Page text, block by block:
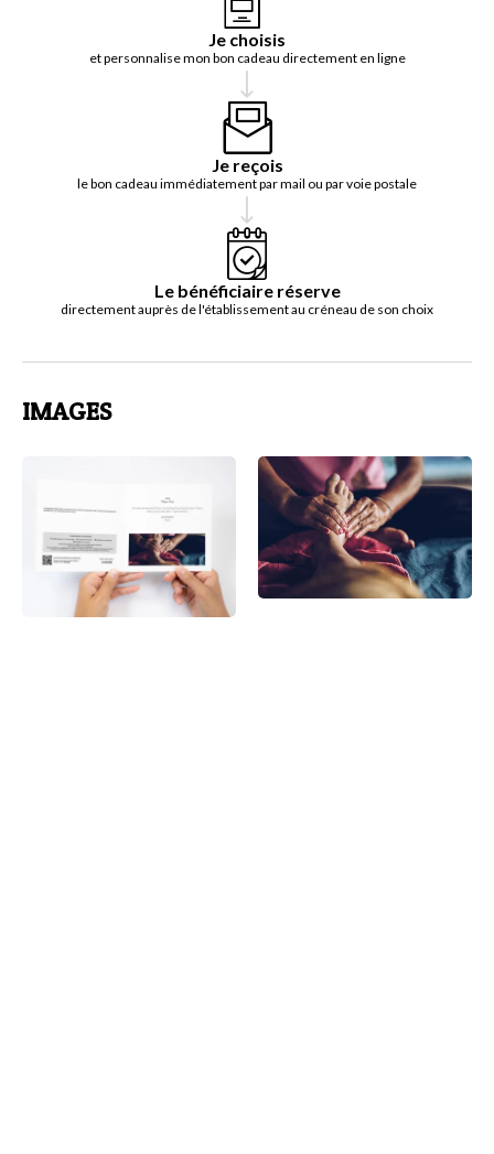
Je choisis
et personnalise mon bon cadeau directement en ligne
Je reçois
le bon cadeau immédiatement par mail ou par voie postale
Le bénéficiaire réserve
directement auprès de l'établissement au créneau de son choix
IMAGES